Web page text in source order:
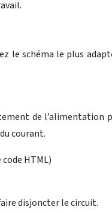
le schéma le plus
de l’alimentation
courant.
HTML)
disjoncter le circuit.